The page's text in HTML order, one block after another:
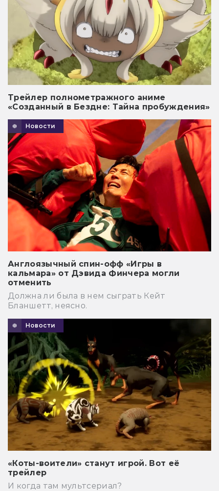
Трейлер полнометражного аниме
«Созданный в Бездне: Тайна пробуждения»
Новости
Англоязычный спин-офф «Игры в
кальмара» от Дэвида Финчера могли
отменить
Должна ли была в нем сыграть Кейт
Бланшетт, неясно.
Новости
«Коты-воители» станут игрой. Вот её
трейлер
И когда там мультсериал?